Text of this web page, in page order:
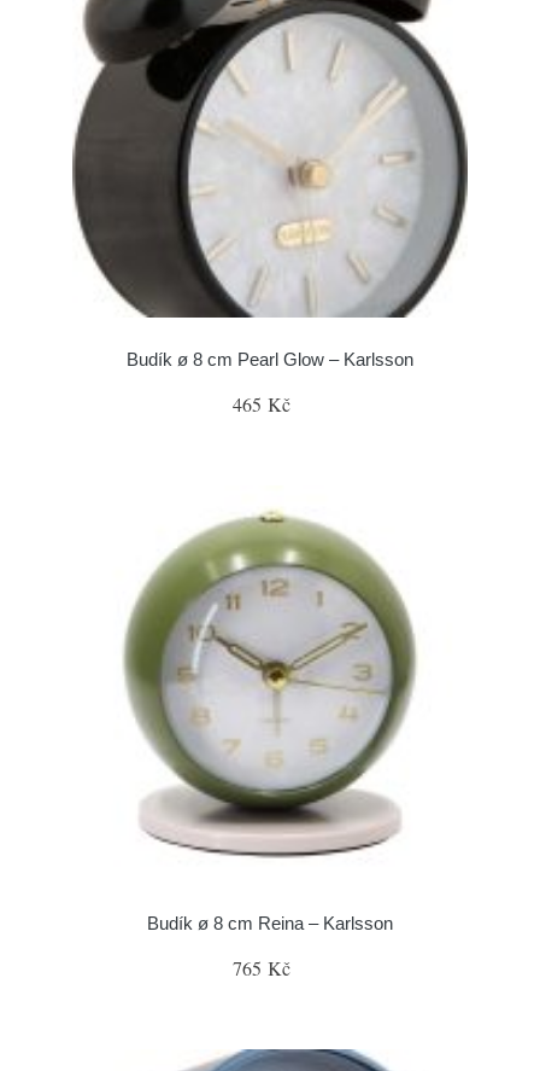
Budík ø 8 cm Pearl Glow – Karlsson
465 Kč
Budík ø 8 cm Reina – Karlsson
765 Kč